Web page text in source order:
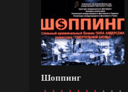
Шоппинг